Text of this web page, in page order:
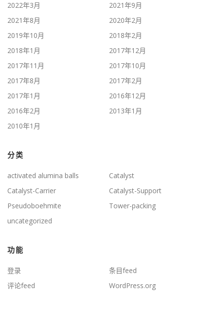
2022年3月
2021年9月
2021年8月
2020年2月
2019年10月
2018年2月
2018年1月
2017年12月
2017年11月
2017年10月
2017年8月
2017年2月
2017年1月
2016年12月
2016年2月
2013年1月
2010年1月
分类
activated alumina balls
Catalyst
Catalyst-Carrier
Catalyst-Support
Pseudoboehmite
Tower-packing
uncategorized
功能
登录
条目feed
评论feed
WordPress.org